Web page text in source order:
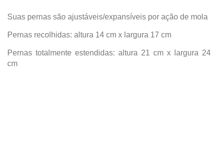
Suas pernas são ajustáveis/expansíveis por ação de mola
Pernas recolhidas: altura 14 cm x largura 17 cm
Pernas totalmente estendidas: altura 21 cm x largura 24
cm